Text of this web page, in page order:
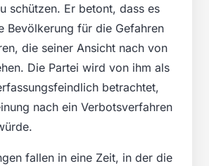
schützen. Er betont, dass es
Bevölkerung für die Gefahren
die seiner Ansicht nach von
Die Partei wird von ihm als
betrachtet,
nach ein Verbotsverfahren
fallen in eine Zeit, in der die